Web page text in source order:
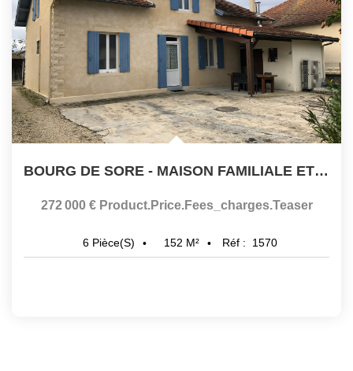
BOURG DE SORE - MAISON FAMILIALE ET DEPENDANCES
272 000 € Product.price.fees_charges.teaser
6 Pièce(s) 152 M² Réf : 1570